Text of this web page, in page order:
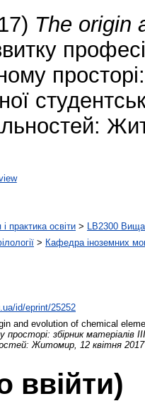
The origin
і практика освіти > LB2300 Вища
> Кафедра іноземних
id/eprint/25252
and evolution of chemical
збірник матеріалів
Житомир, 12 квітня
ввійти)